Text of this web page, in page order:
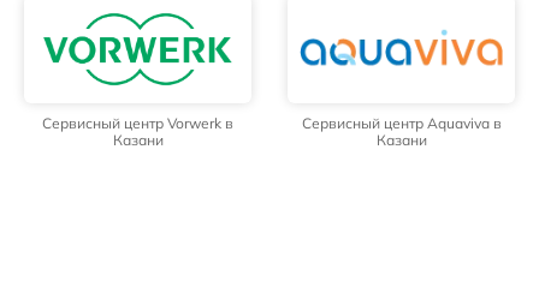
Сервисный центр Vorwerk в
Казани
Сервисный центр Aquaviva в
Казани